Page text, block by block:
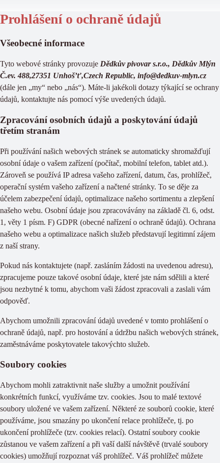
Prohlášení o ochraně údajů
Všeobecné informace
Tyto webové stránky provozuje Dědkův pivovar s.r.o., Dědkův Mlýn
Č.ev. 488,27351 Unhoš’ť,Czech Republic, info@dedkuv-mlyn.cz
(dále jen „my“ nebo „nás“). Máte-li jakékoli dotazy týkající se ochrany
údajů, kontaktujte nás pomocí výše uvedených údajů.
Zpracování osobních údajů a poskytování údajů
třetím stranám
Při používání našich webových stránek se automaticky shromažďují
osobní údaje o vašem zařízení (počítač, mobilní telefon, tablet atd.).
Zároveň se používá IP adresa vašeho zařízení, datum, čas, prohlížeč,
operační systém vašeho zařízení a načtené stránky. To se děje za
účelem zabezpečení údajů, optimalizace našeho sortimentu a zlepšení
našeho webu. Osobní údaje jsou zpracovávány na základě čl. 6, odst.
1, věty 1 písm. F) GDPR (obecné nařízení o ochraně údajů). Ochrana
našeho webu a optimalizace našich služeb představují legitimní zájem
z naší strany.
Pokud nás kontaktujete (např. zasláním žádosti na uvedenou adresu),
zpracujeme pouze takové osobní údaje, které jste nám sdělili a které
jsou nezbytné k tomu, abychom vaši žádost zpracovali a zaslali vám
odpověď.
Abychom umožnili zpracování údajů uvedené v tomto prohlášení o
ochraně údajů, např. pro hostování a údržbu našich webových stránek,
zaměstnáváme poskytovatele takovýchto služeb.
Soubory cookies
Abychom mohli zatraktivnit naše služby a umožnit používání
konkrétních funkcí, využíváme tzv. cookies. Jsou to malé textové
soubory uložené ve vašem zařízení. Některé ze souborů cookie, které
používáme, jsou smazány po ukončení relace prohlížeče, tj. po
ukončení prohlížeče (tzv. cookies relací). Ostatní soubory cookie
zůstanou ve vašem zařízení a při vaší další návštěvě (trvalé soubory
cookies) umožňují rozpoznat váš prohlížeč. Váš prohlížeč můžete